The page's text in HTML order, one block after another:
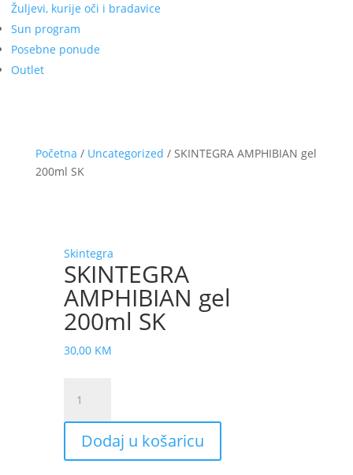
Žuljevi, kurije oči i bradavice
Sun program
Posebne ponude
Outlet
Početna / Uncategorized / SKINTEGRA AMPHIBIAN gel
200ml SK
Skintegra
SKINTEGRA
AMPHIBIAN gel
200ml SK
30,00 KM
AMPHIBIAN
gel
200ml
SK
Dodaj u košaricu